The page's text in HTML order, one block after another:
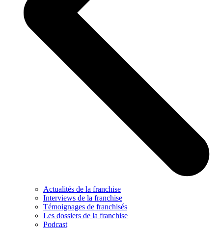
Actualités de la franchise
Interviews de la franchise
Témoignages de franchisés
Les dossiers de la franchise
Podcast